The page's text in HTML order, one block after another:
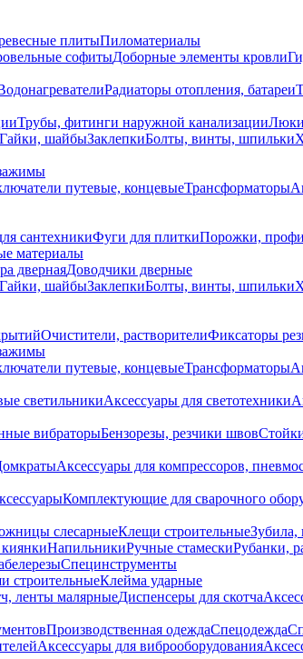
плитыПиломатериалы
софитыДоборные элементы кровли
Радиаторы отопления, батареи
Трубы, фитинги наружной канализацииЛюки
Гайки, шайбыЗаклепкиБолты, винты, шпильки
путевые, концевыеТрансформаторы
сантехникиФуги для плиткиПорожки,
материалы
двернаяДоводчики дверные
Гайки, шайбыЗаклепкиБолты, винты, шпильки
Очистители, растворителиФиксаторы
путевые, концевыеТрансформаторы
светильникиАксессуары для светотехники
вибраторыБензорезы, резчики швов
Аксессуары для компрессоров,
Комплектующие для сварочного
слесарныеКлещи строительныеЗубила,
НапильникиРучные стамескиРубанки,
Специнструменты
строительныеКлейма ударные
ленты малярныеДиспенсеры для скотча
Производственная одеждаСпецодежда
Аксессуары для виброоборудования